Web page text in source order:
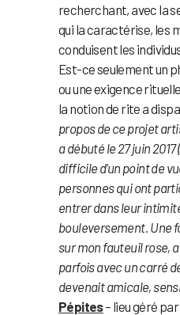
recherchant, avec la
qui la caractérise, les
conduisent les
Est-ce seulement un
ou une exigence
la notion de rite a
propos de ce projet
a débuté le 27 juin 2017
difficile d’un point de
personnes qui ont
entrer dans leur
bouleversement. Une
sur mon fauteuil rose,
parfois avec un carré
devenait amicale,
Pépites– lieu géré